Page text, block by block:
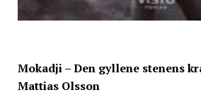
Mokadji – Den gyllene stenens
Mattias Olsson